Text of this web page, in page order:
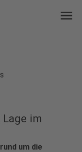
menu
im
um die